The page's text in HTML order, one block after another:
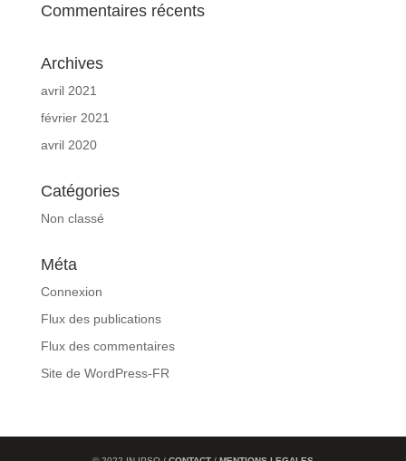
Commentaires récents
Archives
avril 2021
février 2021
avril 2020
Catégories
Non classé
Méta
Connexion
Flux des publications
Flux des commentaires
Site de WordPress-FR